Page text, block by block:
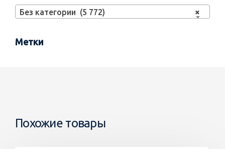
×
Без категории (5 772)
Метки
Похожие товары